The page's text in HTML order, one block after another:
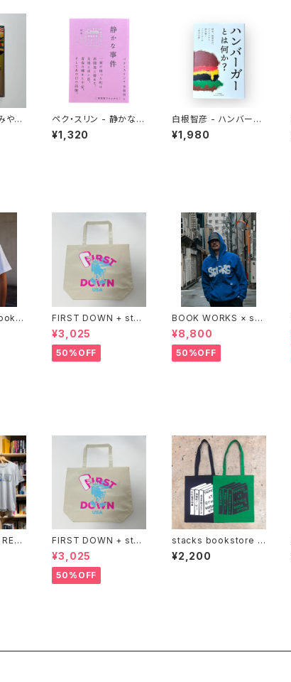
やげ
ペク・スリン - 静かな事
件
¥1,320
白根智彦 - ハンバーガ
ーとは何か？
¥1,980
FIRST DOWN + stac
ks bookstore BIG T
OTE
¥3,025
50%OFF
BOOK WORKS × sta
cks bookstore "Jim
bocho Beat Library
zip up hood"
¥8,800
50%OFF
FIRST DOWN + stac
ks bookstore BIG T
OTE
¥3,025
50%OFF
stacks bookstore -
染太郎 Tote
¥2,200